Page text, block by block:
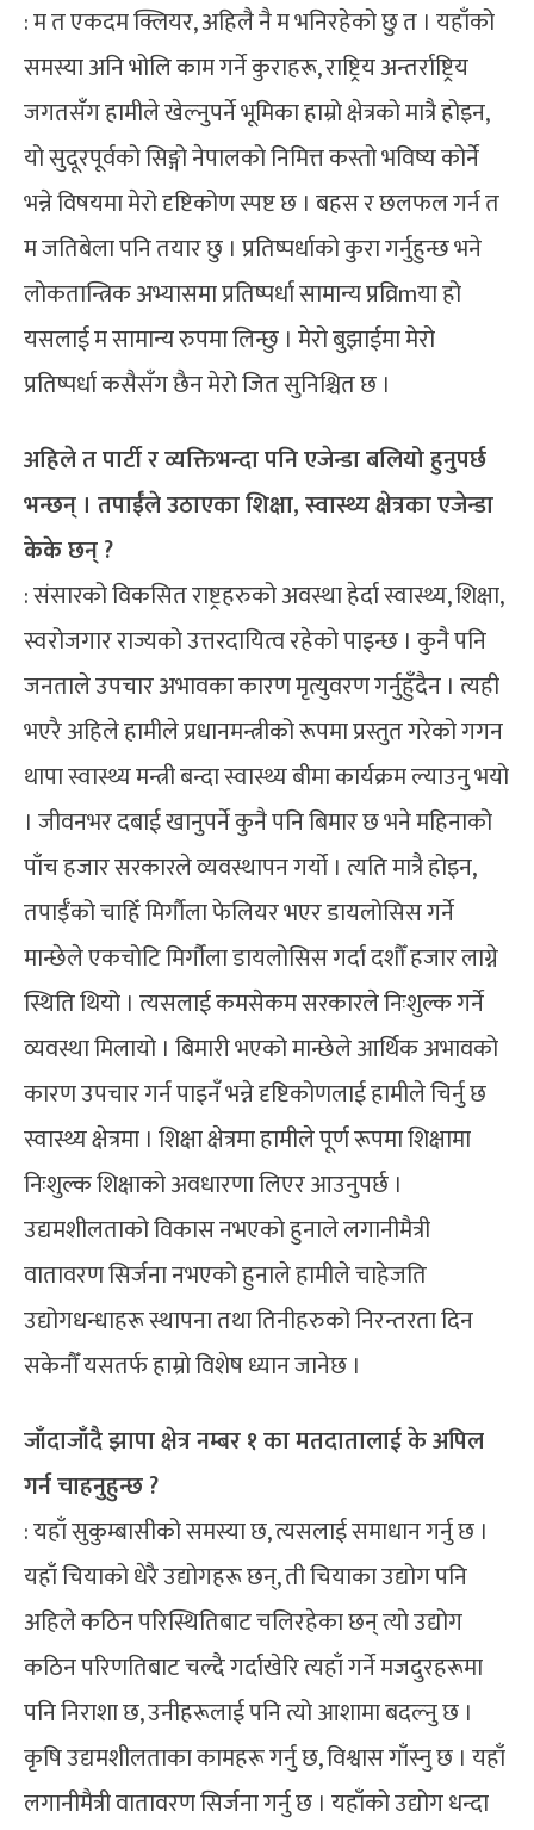
: म त एकदम क्लियर, अहिलै नै म भनिरहेको छु त । यहाँको
समस्या अनि भोलि काम गर्ने कुराहरू, राष्ट्रिय अन्तर्राष्ट्रिय
जगतसँग हामीले खेल्नुपर्ने भूमिका हाम्रो क्षेत्रको मात्रै होइन,
यो सुदूरपूर्वको सिङ्गो नेपालको निमित्त कस्तो भविष्य कोर्ने
भन्ने विषयमा मेरो दृष्टिकोण स्पष्ट छ । बहस र छलफल गर्न त
म जतिबेला पनि तयार छु । प्रतिष्पर्धाको कुरा गर्नुहुन्छ भने
लोकतान्त्रिक अभ्यासमा प्रतिष्पर्धा सामान्य प्रव्रिmया हो
यसलाई म सामान्य रुपमा लिन्छु । मेरो बुझाईमा मेरो
प्रतिष्पर्धा कसैसँग छैन मेरो जित सुनिश्चित छ ।
अहिले त पार्टी र व्यक्तिभन्दा पनि एजेन्डा बलियो हुनुपर्छ
भन्छन् । तपाईँले उठाएका शिक्षा, स्वास्थ्य क्षेत्रका एजेन्डा
केके छन् ?
: संसारको विकसित राष्ट्रहरुको अवस्था हेर्दा स्वास्थ्य, शिक्षा,
स्वरोजगार राज्यको उत्तरदायित्व रहेको पाइन्छ । कुनै पनि
जनताले उपचार अभावका कारण मृत्युवरण गर्नुहुँदैन । त्यही
भएरै अहिले हामीले प्रधानमन्त्रीको रूपमा प्रस्तुत गरेको गगन
थापा स्वास्थ्य मन्त्री बन्दा स्वास्थ्य बीमा कार्यक्रम ल्याउनु भयो
। जीवनभर दबाई खानुपर्ने कुनै पनि बिमार छ भने महिनाको
पाँच हजार सरकारले व्यवस्थापन गर्यो । त्यति मात्रै होइन,
तपाईँको चाहिँ मिर्गौला फेलियर भएर डायलोसिस गर्ने
मान्छेले एकचोटि मिर्गौला डायलोसिस गर्दा दशौँ हजार लाग्ने
स्थिति थियो । त्यसलाई कमसेकम सरकारले निःशुल्क गर्ने
व्यवस्था मिलायो । बिमारी भएको मान्छेले आर्थिक अभावको
कारण उपचार गर्न पाइनँ भन्ने दृष्टिकोणलाई हामीले चिर्नु छ
स्वास्थ्य क्षेत्रमा । शिक्षा क्षेत्रमा हामीले पूर्ण रूपमा शिक्षामा
निःशुल्क शिक्षाको अवधारणा लिएर आउनुपर्छ ।
उद्यमशीलताको विकास नभएको हुनाले लगानीमैत्री
वातावरण सिर्जना नभएको हुनाले हामीले चाहेजति
उद्योगधन्धाहरू स्थापना तथा तिनीहरुको निरन्तरता दिन
सकेनौँ यसतर्फ हाम्रो विशेष ध्यान जानेछ ।
जाँदाजाँदै झापा क्षेत्र नम्बर १ का मतदातालाई के अपिल
गर्न चाहनुहुन्छ ?
: यहाँ सुकुम्बासीको समस्या छ, त्यसलाई समाधान गर्नु छ ।
यहाँ चियाको धेरै उद्योगहरू छन्, ती चियाका उद्योग पनि
अहिले कठिन परिस्थितिबाट चलिरहेका छन् त्यो उद्योग
कठिन परिणतिबाट चल्दै गर्दाखेरि त्यहाँ गर्ने मजदुरहरूमा
पनि निराशा छ, उनीहरूलाई पनि त्यो आशामा बदल्नु छ ।
कृषि उद्यमशीलताका कामहरू गर्नु छ, विश्वास गाँस्नु छ । यहाँ
लगानीमैत्री वातावरण सिर्जना गर्नु छ । यहाँको उद्योग धन्दा